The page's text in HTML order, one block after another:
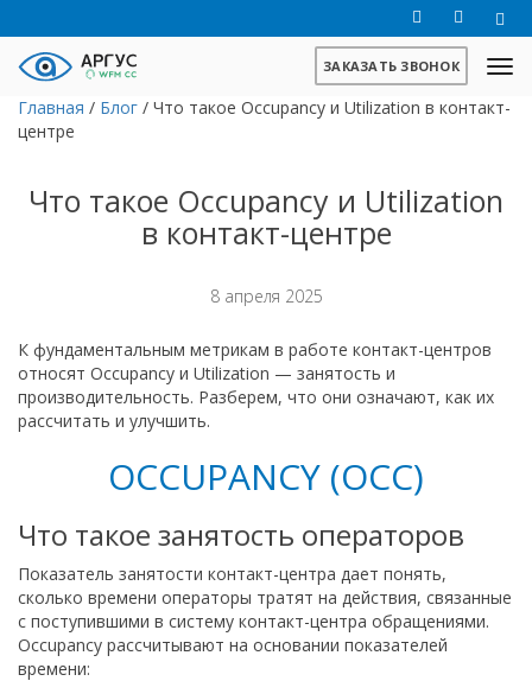
ЗАКАЗАТЬ ЗВОНОК
Главная / Блог / Что такое Occupancy и Utilization в контакт-
центре
Что такое Occupancy и Utilization
в контакт-центре
8 апреля 2025
К фундаментальным метрикам в работе контакт-центров
относят Occupancy и Utilization — занятость и
производительность. Разберем, что они означают, как их
рассчитать и улучшить.
OCCUPANCY (OCC)
Что такое занятость операторов
Показатель занятости контакт-центра дает понять,
сколько времени операторы тратят на действия, связанные
с поступившими в систему контакт-центра обращениями.
Occupancy рассчитывают на основании показателей
времени: